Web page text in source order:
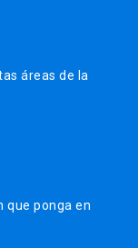
áreas de la
que ponga en